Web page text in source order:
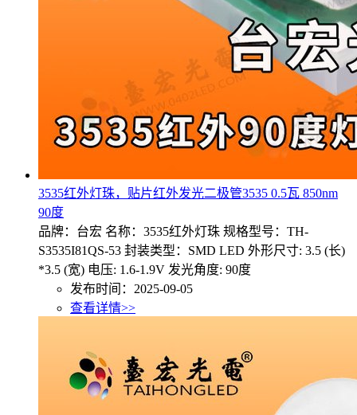
3535红外灯珠，贴片红外发光二极管3535 0.5瓦 850nm
90度
品牌：台宏 名称：3535红外灯珠 规格型号：TH-
S3535I81QS-53 封装类型：SMD LED 外形尺寸: 3.5 (长)
*3.5 (宽) 电压: 1.6-1.9V 发光角度: 90度
发布时间：2025-09-05
查看详情>>